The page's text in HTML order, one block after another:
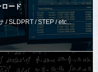
ロード
/ SLDPRT / STEP / etc...